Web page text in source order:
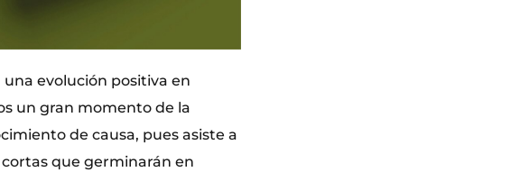
evolución positiva en
un gran momento de la
de causa, pues asiste a
que germinarán en